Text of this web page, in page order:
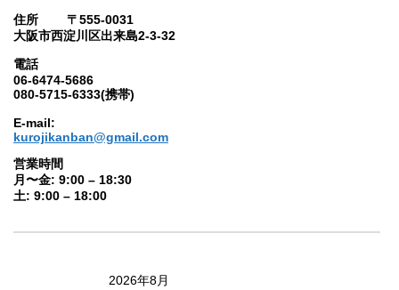
住所 〒555-0031
大阪市西淀川区出来島2-3-32
電話
06-6474-5686
080-5715-6333(携帯)
E-mail:
kurojikanban@gmail.com
営業時間
月〜金: 9:00 – 18:30
土: 9:00 – 18:00
2026年8月